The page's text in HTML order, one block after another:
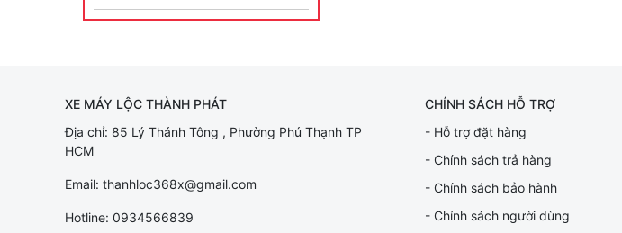
XE MÁY LỘC THÀNH PHÁT
Địa chỉ: 85 Lý Thánh Tông , Phường Phú Thạnh TP
HCM
Email: thanhloc368x@gmail.com
Hotline: 0934566839
CHÍNH SÁCH HỖ TRỢ
- Hỗ trợ đặt hàng
- Chính sách trả hàng
- Chính sách bảo hành
- Chính sách người dùng